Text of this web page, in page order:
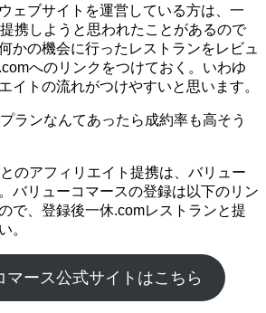
ェブサイトを運営している方は、一
携しようと思われたことがあるので
かの機会に行ったレストランをレビュ
へのリンクをつけておく。いわゆ
イトの流れがつけやすいと思います。
ランなんてあったら成約率も高そう
のアフィリエイト提携は、バリュー
バリューコマースの登録は以下のリン
で、登録後一休.comレストランと提
。
マース公式サイトはこちら